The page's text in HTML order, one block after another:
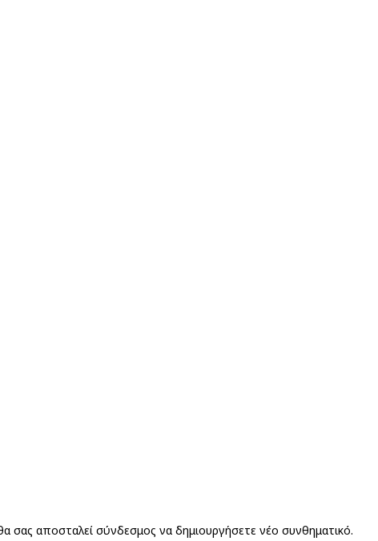
σας αποσταλεί σύνδεσμος να δημιουργήσετε νέο συνθηματικό.